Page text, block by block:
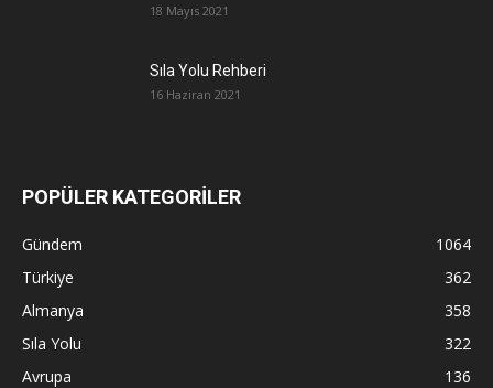
18 Mayıs 2021
Sıla Yolu Rehberi
16 Haziran 2021
POPÜLER KATEGORİLER
Gündem
1064
Türkiye
362
Almanya
358
Sıla Yolu
322
Avrupa
136